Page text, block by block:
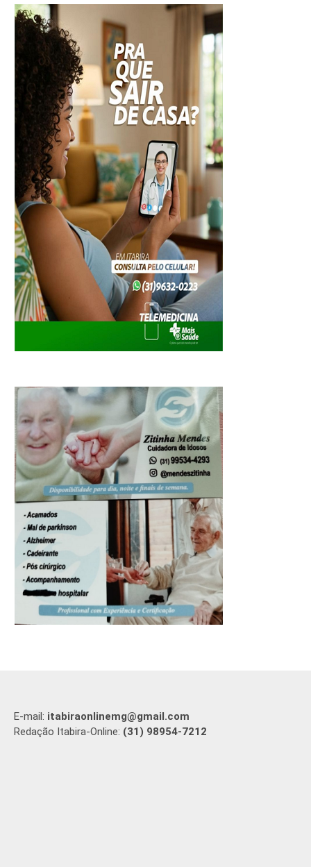
E-mail: itabiraonlinemg@gmail.com
Redação Itabira-Online: (31) 98954-7212